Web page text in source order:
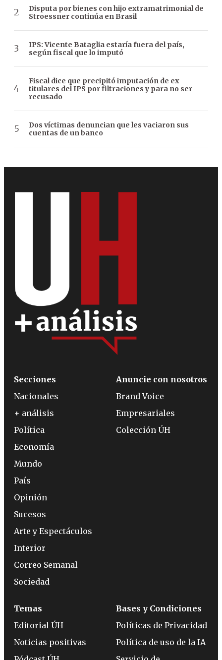
Disputa por bienes con hijo extramatrimonial de
Stroessner continúa en Brasil
IPS: Vicente Bataglia estaría fuera del país,
según fiscal que lo imputó
Fiscal dice que precipitó imputación de ex
titulares del IPS por filtraciones y para no ser
recusado
Dos víctimas denuncian que les vaciaron sus
cuentas de un banco
Secciones
Nacionales
+ análisis
Política
Economía
Mundo
País
Opinión
Sucesos
Arte y Espectáculos
Interior
Correo Semanal
Sociedad
Anuncie con nosotros
Brand Voice
Empresariales
Colección ÚH
Temas
Editorial ÚH
Noticias positivas
Bases y Condiciones
Políticas de Privacidad
Política de uso de la IA